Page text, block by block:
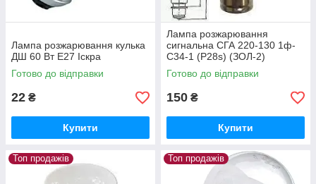
Лампа розжарювання кулька
ДШ 60 Вт Е27 Іскра
Готово до відправки
22 ₴
Купити
Лампа розжарювання
сигнальна СГА 220-130 1ф-
С34-1 (P28s) (ЗОЛ-2)
Готово до відправки
150 ₴
Купити
Топ продажів Топ продажів